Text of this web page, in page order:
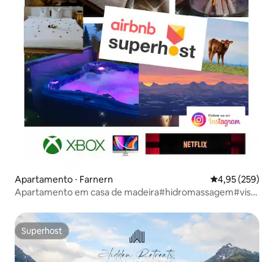
Apartamento ⋅ Farnern 4,95 de uma
4,95 (259)
Apartamento em casa de madeira#hidromassagem#vista
Superhost
Superhost